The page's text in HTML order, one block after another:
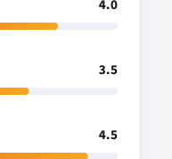
4.0
3.5
4.5